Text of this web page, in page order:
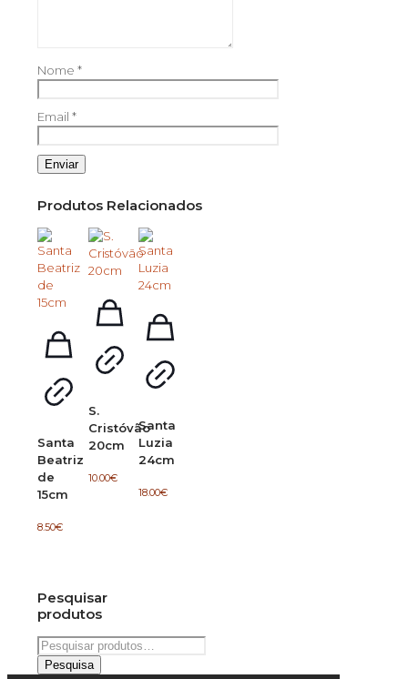
Nome *
Email *
Produtos Relacionados
Santa
Beatriz
de
15cm
8.50€
S.
Cristóvão
20cm
10.00€
Santa
Luzia
24cm
18.00€
Pesquisar
produtos
Pesquisar
por:
Pesquisa